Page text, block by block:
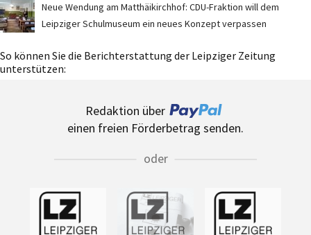
Neue Wendung am Matthäikirchhof: CDU-Fraktion will dem
Leipziger Schulmuseum ein neues Konzept verpassen
So können Sie die Berichterstattung der Leipziger Zeitung
unterstützen:
Redaktion über
einen freien Förderbetrag senden.
oder